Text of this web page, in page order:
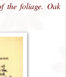
the foliage. Oak